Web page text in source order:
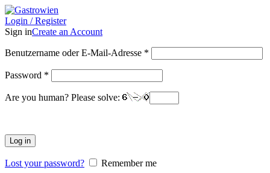
Login / Register
Sign inCreate an Account
Benutzername oder E-Mail-Adresse *
Password *
Are you human? Please solve:
Log in
Lost your password?
Remember me